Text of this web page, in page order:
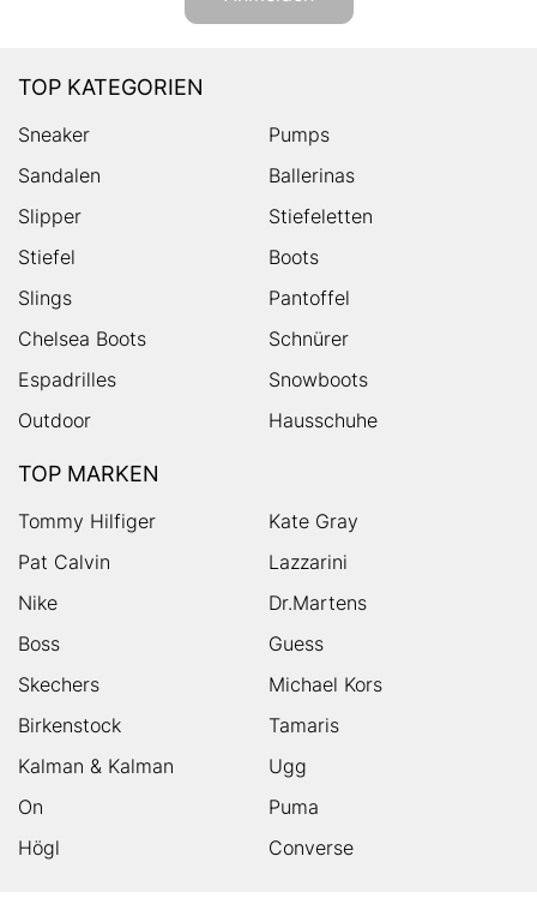
TOP KATEGORIEN
Sneaker
Pumps
Sandalen
Ballerinas
Slipper
Stiefeletten
Stiefel
Boots
Slings
Pantoffel
Chelsea Boots
Schnürer
Espadrilles
Snowboots
Outdoor
Hausschuhe
TOP MARKEN
Tommy Hilfiger
Kate Gray
Pat Calvin
Lazzarini
Nike
Dr.Martens
Boss
Guess
Skechers
Michael Kors
Birkenstock
Tamaris
Kalman & Kalman
Ugg
On
Puma
Högl
Converse